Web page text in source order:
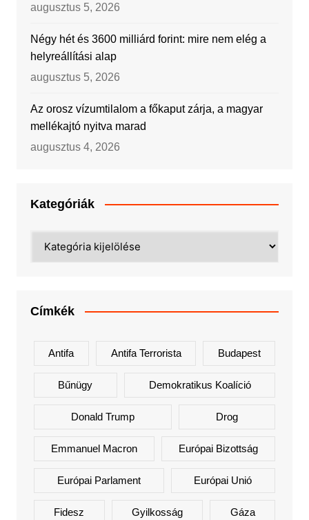
augusztus 5, 2026
Négy hét és 3600 milliárd forint: mire nem elég a
helyreállítási alap
augusztus 5, 2026
Az orosz vízumtilalom a főkaput zárja, a magyar
mellékajtó nyitva marad
augusztus 4, 2026
Kategóriák
Címkék
Antifa Antifa Terrorista Budapest
Bűnügy Demokratikus Koalíció
Donald Trump Drog
Emmanuel Macron Európai Bizottság
Európai Parlament Európai Unió
Fidesz Gyilkosság Gáza